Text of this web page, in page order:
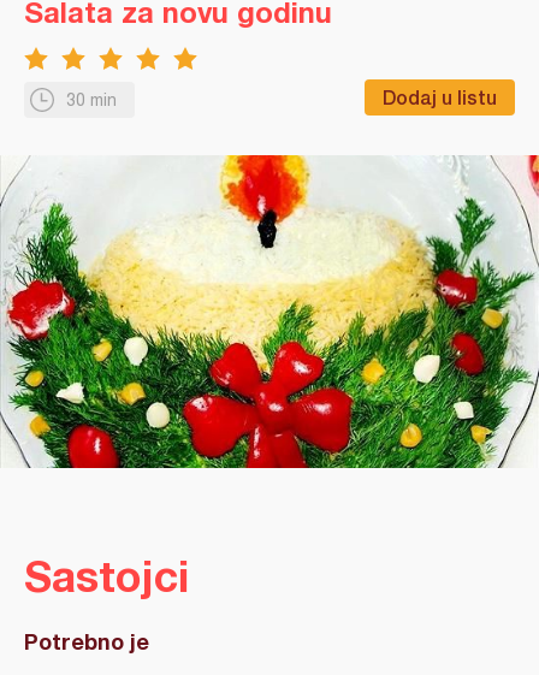
30 min Dodaj u listu
Salata za novu godinu
Sastojci
Potrebno je